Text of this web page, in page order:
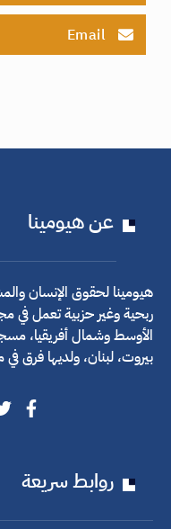
Email
عن هيومينا
هيومينا لحقوق الإنسان
ربحية وغير حزبية تعمل في
الأوسط وشمال أفريقيا،
بيروت، لبنان، ولديها فرق
روابط سريعة